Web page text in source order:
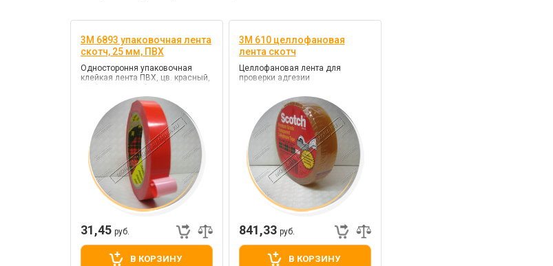
3M 6893 упаковочная лента
скотч, 25 мм, ПВХ
Одностороння упаковочная
клейкая лента ПВХ, цв. красный,
клей каучуковый
31,45 руб.
В КОРЗИНУ
3M 610 целлофановая
лента скотч
Целлофановая лента для
проверки адгезии
841,33 руб.
В КОРЗИНУ